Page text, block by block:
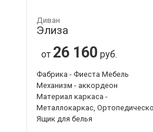
Диван
Элиза
от 26 160 руб.
Фабрика - Фиеста Мебель
Механизм - аккордеон
Материал каркаса -
Металлокаркас,
Ящик для белья